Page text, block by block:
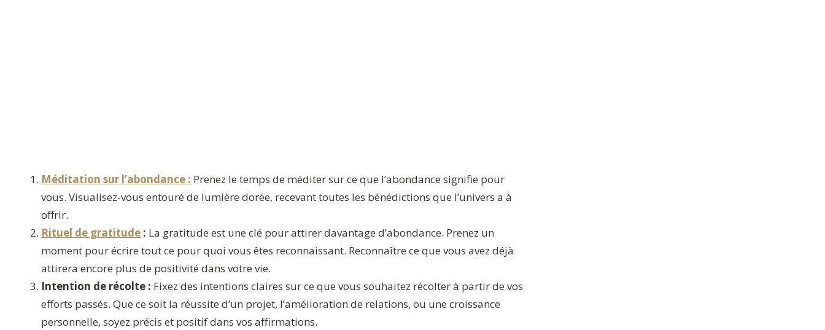
Méditation sur l’abondance : Prenez le temps de méditer sur ce que l’abondance signifie pour
vous. Visualisez-vous entouré de lumière dorée, recevant toutes les bénédictions que l’univers a à
offrir.
Rituel de gratitude : La gratitude est une clé pour attirer davantage d’abondance. Prenez un
moment pour écrire tout ce pour quoi vous êtes reconnaissant. Reconnaître ce que vous avez déjà
attirera encore plus de positivité dans votre vie.
Intention de récolte : Fixez des intentions claires sur ce que vous souhaitez récolter à partir de vos
efforts passés. Que ce soit la réussite d’un projet, l’amélioration de relations, ou une croissance
personnelle, soyez précis et positif dans vos affirmations.